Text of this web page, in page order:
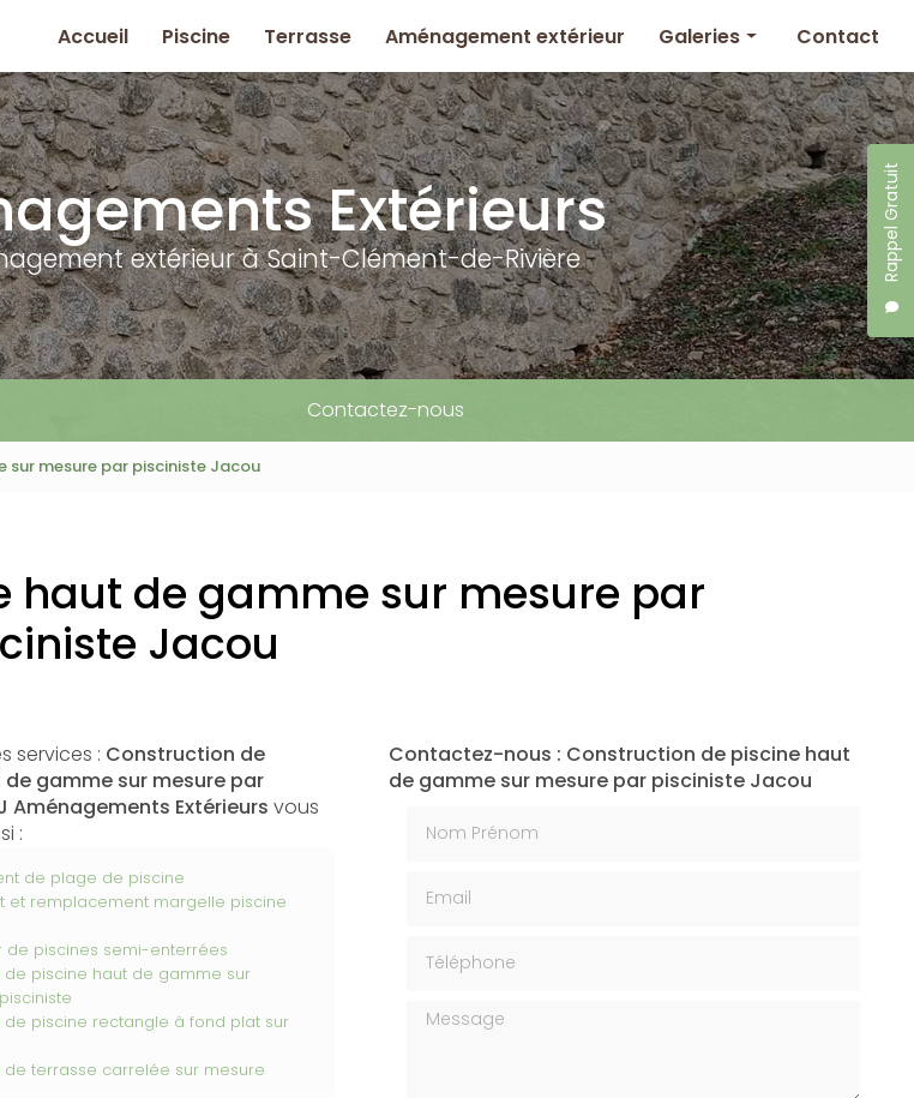
Rappel Gratuit
Accueil
Piscine Terrasse Aménagement extérieur Galeries
Piscine
Terrasse
Aménagement extérieur
Contact
Extérieurs
extérieur à Saint-Clément-de-Rivière
Contactez-nous
mesure par pisciniste Jacou
haut de gamme sur mesure par
Jacou
services : Construction de
gamme sur mesure par
Aménagements Extérieurs vous
:
de plage de piscine
et remplacement margelle piscine
de piscines semi-enterrées
de piscine haut de gamme sur
de piscine rectangle à fond plat sur
de terrasse carrelée sur mesure
Contactez-nous : Construction de piscine haut
de gamme sur mesure par pisciniste Jacou
Message